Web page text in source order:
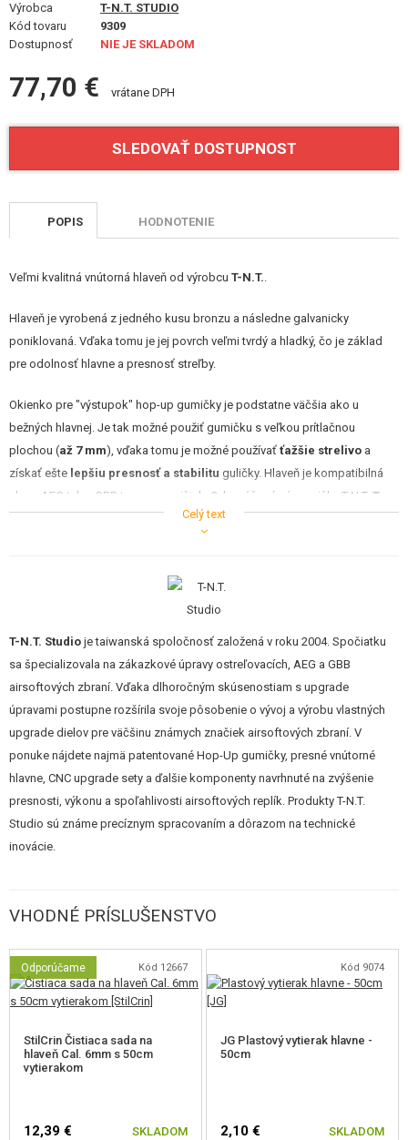
VYSIELAČKY, HEADSETY, KAMERY
DOPLNKY K ZBRANIAM, POPRUHY
NÁHRADNÉ DIELY ZBRANÍ, UPGRADE
SERVIS A ÚDRŽBA ZBRANÍ
SEBAOBRANA, VÝCVIK, NOŽE
STAVEBNICE, MODELY
NOVÝ TOVAR
ZĽAVY, AKCIE
Výrobca
T-N.T. STUDIO
Kód tovaru
9309
Dostupnosť
NIE JE SKLADOM
77,70 € vrátane DPH
SLEDOVAŤ DOSTUPNOST
POPIS HODNOTENIE
Veľmi kvalitná vnútorná hlaveň od výrobcu T-N.T..
Hlaveň je vyrobená z jedného kusu bronzu a následne galvanicky
poniklovaná. Vďaka tomu je jej povrch veľmi tvrdý a hladký, čo je základ
pre odolnosť hlavne a presnosť streľby.
Okienko pre "výstupok" hop-up gumičky je podstatne väčšia ako u
bežných hlavnej. Je tak možné použiť gumičku s veľkou prítlačnou
plochou (až 7 mm), vďaka tomu je možné používať ťažšie strelivo a
získať ešte lepšiu presnosť a stabilitu guličky. Hlaveň je kompatibilná
ako s AEG tak s GBB typom gumičiek. Odporúčané sú gumičky T-N.T. T-
Solar Eclipse (S+) hlaveň
spodnú stranu hlavne. Tým sa zvyšuje trenie a znižuje efekt hop-up.
Na začiatku S+ hlavne, v oblasti hop-up prítlaku, je na spodnej strane
hlavnemikro výstupok(výška 0,04 mm), ktorý nadvihuje/vystreďuje
guľôčku v hlavni aznižuje jej trenie o hlaveň v počiatočnej fáze výstrelu.
To umožňuje efektívnejšie využiť hop-up a získaťväčšiu rotáciupri
minimálnej strate energie.
Air-Cushion efekt
Alebo efekt vzduchového vankúša. Umožňuje ho dvojitý vnútorný priemer
hlavne - 6,03 mm na začiatku a na konci 6,35 mm s drážkovaním -
vzduchovými kanálikmi. Vďaka nim sa prúd vzduchu za guličkou usmerní
a nežiaduce turbulencie sa tak znížia na minimum.
Úzke presné hlavne (tzv. tight bore) majú výhodu predovšetkým v tom, že
Celý text
T-N.T. Studio je taiwanská spoločnosť založená v roku 2004. Spočiatku
sa špecializovala na zákazkové úpravy ostreľovacích, AEG a GBB
airsoftových zbraní. Vďaka dlhoročným skúsenostiam s upgrade
úpravami postupne rozšírila svoje pôsobenie o vývoj a výrobu vlastných
upgrade dielov pre väčšinu známych značiek airsoftových zbraní. V
ponuke nájdete najmä patentované Hop-Up gumičky, presné vnútorné
hlavne, CNC upgrade sety a ďalšie komponenty navrhnuté na zvýšenie
presnosti, výkonu a spoľahlivosti airsoftových replík. Produkty T-N.T.
Studio sú známe precíznym spracovaním a dôrazom na technické
inovácie.
VHODNÉ PRÍSLUŠENSTVO
Odporúčame Kód 12667
StilCrin Čistiaca sada na
hlaveň Cal. 6mm s 50cm
vytierakom
12,39 € SKLADOM
Kód 9074
JG Plastový vytierak hlavne -
50cm
2,10 € SKLADOM